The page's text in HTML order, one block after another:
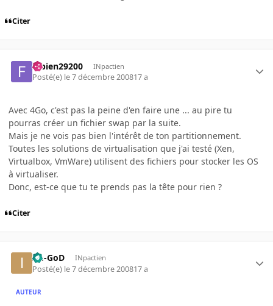
Citer
fabien29200 INpactien
Posté(e) le 7 décembre 200817 a
Avec 4Go, c'est pas la peine d'en faire une ... au pire tu
pourras créer un fichier swap par la suite.
Mais je ne vois pas bien l'intérêt de ton partitionnement.
Toutes les solutions de virtualisation que j'ai testé (Xen,
Virtualbox, VmWare) utilisent des fichiers pour stocker les OS
à virtualiser.
Donc, est-ce que tu te prends pas la tête pour rien ?
Citer
Im-GoD INpactien
Posté(e) le 7 décembre 200817 a
AUTEUR